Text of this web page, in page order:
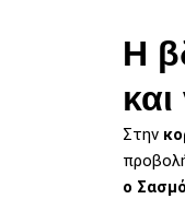
Η
Στην
ο